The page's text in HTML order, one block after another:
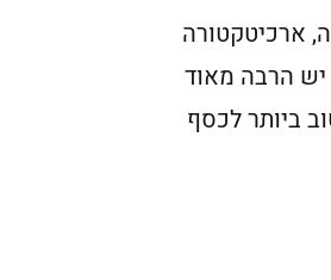
ארכיטקטורה
יש הרבה מאוד
ביותר לכסף